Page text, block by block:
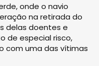
onde o navio
na retirada do
delas doentes e
de especial risco,
com uma das vítimas